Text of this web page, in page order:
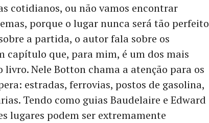
cotidianos, ou não vamos encontrar
porque o lugar nunca será tão perfeito
a partida, o autor fala sobre os
capítulo que, para mim, é um dos mais
Nele Botton chama a atenção para os
estradas, ferrovias, postos de gasolina,
Tendo como guias Baudelaire e Edward
lugares podem ser extremamente